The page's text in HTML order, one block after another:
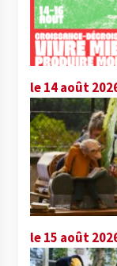
le 14 août
le 15 août